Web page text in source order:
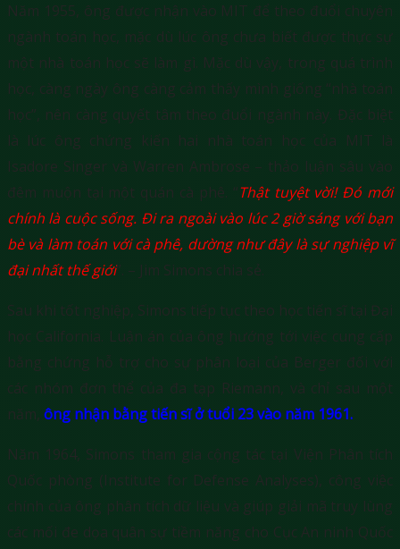
Năm 1955, ông được nhận vào MIT để theo đuổi chuyên
ngành toán học, mặc dù lúc ông chưa biết được thực sự
một nhà toán học sẽ làm gì. Mặc dù vậy, trong quá trình
học, càng ngày ông càng cảm thấy mình giống “nhà toán
học”, nên càng quyết tâm theo đuổi ngành này. Đặc biệt
là lúc ông chứng kiến hai nhà toán học của MIT là
Isadore Singer và Warren Ambrose – thảo luận sâu vào
đêm muộn tại một quán cà phê. “Thật tuyệt vời! Đó mới
chính là cuộc sống. Đi ra ngoài vào lúc 2 giờ sáng với bạn
bè và làm toán với cà phê, dường như đây là sự nghiệp vĩ
đại nhất thế giới”. – Jim Simons chia sẻ.
Sau khi tốt nghiệp, Simons tiếp tục theo học tiến sĩ tại Đại
học California. Luận án của ông hướng tới việc cung cấp
bằng chứng hỗ trợ cho sự phân loại của Berger đối với
các nhóm đơn thể của đa tạp Riemann, và chỉ sau một
năm, ông nhận bằng tiến sĩ ở tuổi 23 vào năm 1961.
Năm 1964, Simons tham gia cộng tác tại Viện Phân tích
Quốc phòng (Institute for Defense Analyses), công việc
chính của ông phân tích dữ liệu và giúp giải mã truy lùng
các mối đe dọa quân sự tiềm năng cho Cục An ninh Quốc